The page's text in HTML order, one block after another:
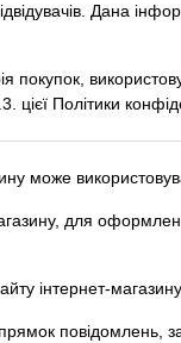
Дана
Політики
може
для
інтернет-магазину.
повідомлень,